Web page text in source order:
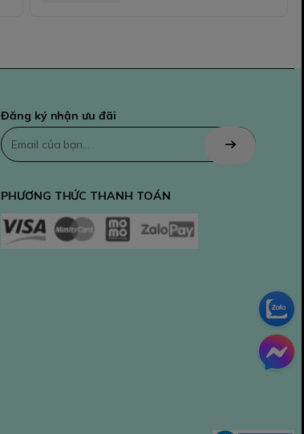
Đăng ký nhận ưu đãi
PHƯƠNG THỨC THANH TOÁN